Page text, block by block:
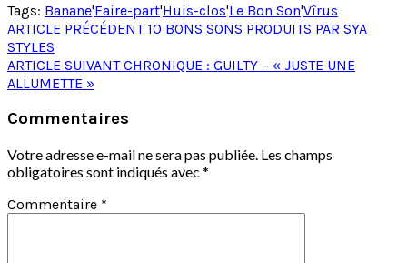
Tags: Banane'Faire-part'Huis-clos'Le Bon Son'Vîrus
Post
navigation
ARTICLE PRÉCÉDENT10 BONS SONS PRODUITS PAR SYA
STYLES
ARTICLE SUIVANTCHRONIQUE : GUILTY – « JUSTE UNE
ALLUMETTE »
Commentaires
Votre adresse e-mail ne sera pas publiée. Les champs
obligatoires sont indiqués avec *
Commentaire *